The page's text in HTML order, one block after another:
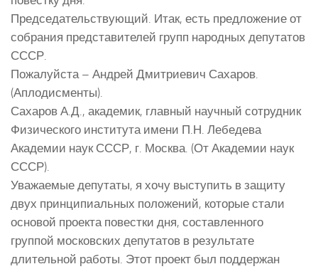
Председательствующий. Итак, есть предложение от
собрания представителей групп народных депутатов
СССР.
Пожалуйста – Андрей Дмитриевич Сахаров.
(Аплодисменты).
Сахаров А.Д., академик, главный научный сотрудник
Физического института имени П.Н. Лебедева
Академии наук СССР, г. Москва. (От Академии наук
СССР).
Уважаемые депутаты, я хочу выступить в защиту
двух принципиальных положений, которые стали
основой проекта повестки дня, составленного
группой московских депутатов в результате
длительной работы. Этот проект был поддержан